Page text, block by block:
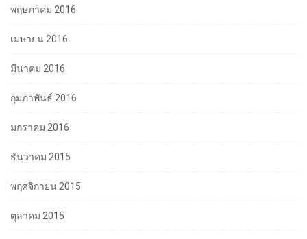
พฤษภาคม 2016
เมษายน 2016
มีนาคม 2016
กุมภาพันธ์ 2016
มกราคม 2016
ธันวาคม 2015
พฤศจิกายน 2015
ตุลาคม 2015